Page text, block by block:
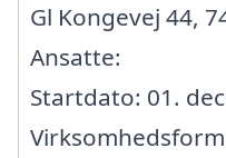
Gl Kongevej 44,
Ansatte:
Startdato: 01.